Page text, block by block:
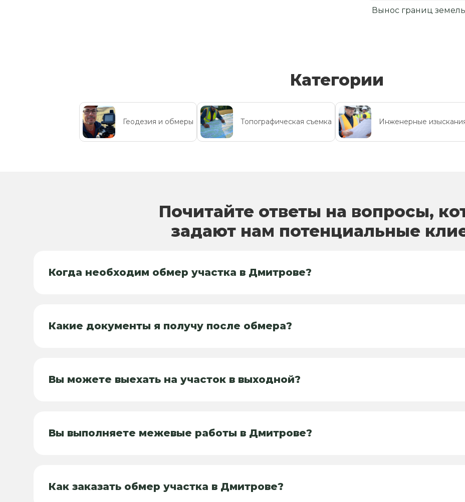
Вынос границ
Категории
Геодезия и обмеры Топографическая съемка Инженерные
Почитайте ответы на вопросы,
задают нам потенциальные
Когда необходим обмер участка в Дмитрове?
Какие документы я получу после обмера?
Вы можете выехать на участок в выходной?
Вы выполняете межевые работы в Дмитрове?
Как заказать обмер участка в Дмитрове?